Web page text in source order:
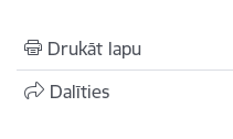
Drukāt lapu
Dalīties